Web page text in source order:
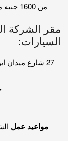
من 1600 جنيه مصري إلى 8000 جنيه مصري
مقر الشركة
السيارات:
27 شارع ميدان
مواعيد عمل